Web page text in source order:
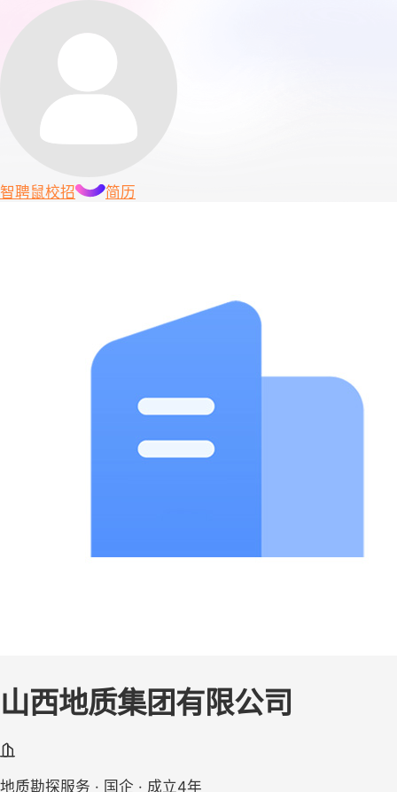
智聘鼠校招 简历
山西地质集团有限公司
地质勘探服务 · 国企 · 成立4年